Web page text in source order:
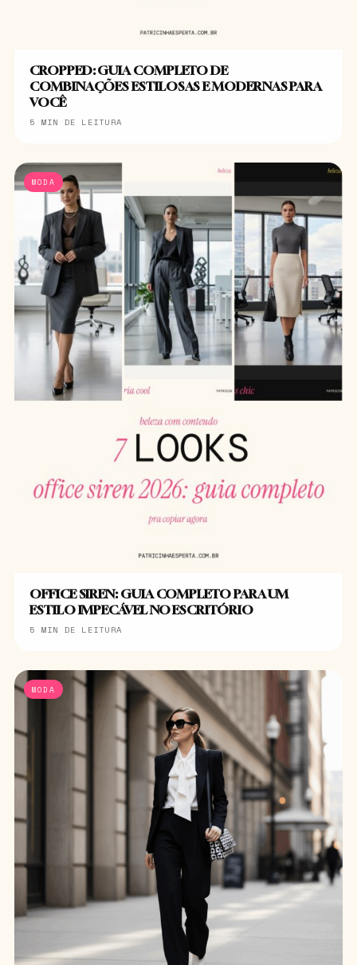
CROPPED: GUIA COMPLETO DE
COMBINAÇÕES ESTILOSAS E MODERNAS PARA
VOCÊ
5 MIN DE LEITURA
MODA
OFFICE SIREN: GUIA COMPLETO PARA UM
ESTILO IMPECÁVEL NO ESCRITÓRIO
5 MIN DE LEITURA
MODA